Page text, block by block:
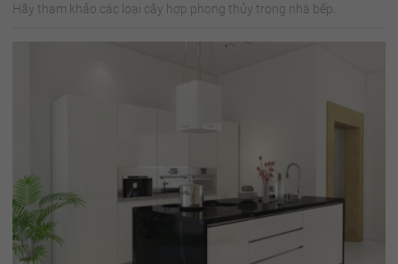
Hãy tham khảo các loại cây hợp phong thủy trong nhà bếp.